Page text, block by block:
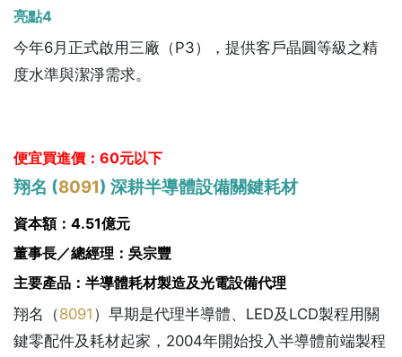
亮點4
今年6月正式啟用三廠（P3），提供客戶晶圓等級之精
度水準與潔淨需求。
便宜買進價：60元以下
翔名 (8091) 深耕半導體設備關鍵耗材
資本額：4.51億元
董事長／總經理：吳宗豐
主要產品：半導體耗材製造及光電設備代理
翔名（8091 ）早期是代理半導體、LED及LCD製程用關
鍵零配件及耗材起家，2004年開始投入半導體前端製程